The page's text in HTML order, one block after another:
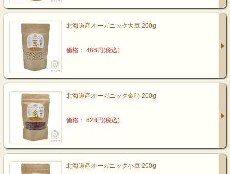
北海道産オーガニック大豆 200g
価格： 486円(税込)
北海道産オーガニック金時 200g
価格： 628円(税込)
北海道産オーガニック小豆 200g